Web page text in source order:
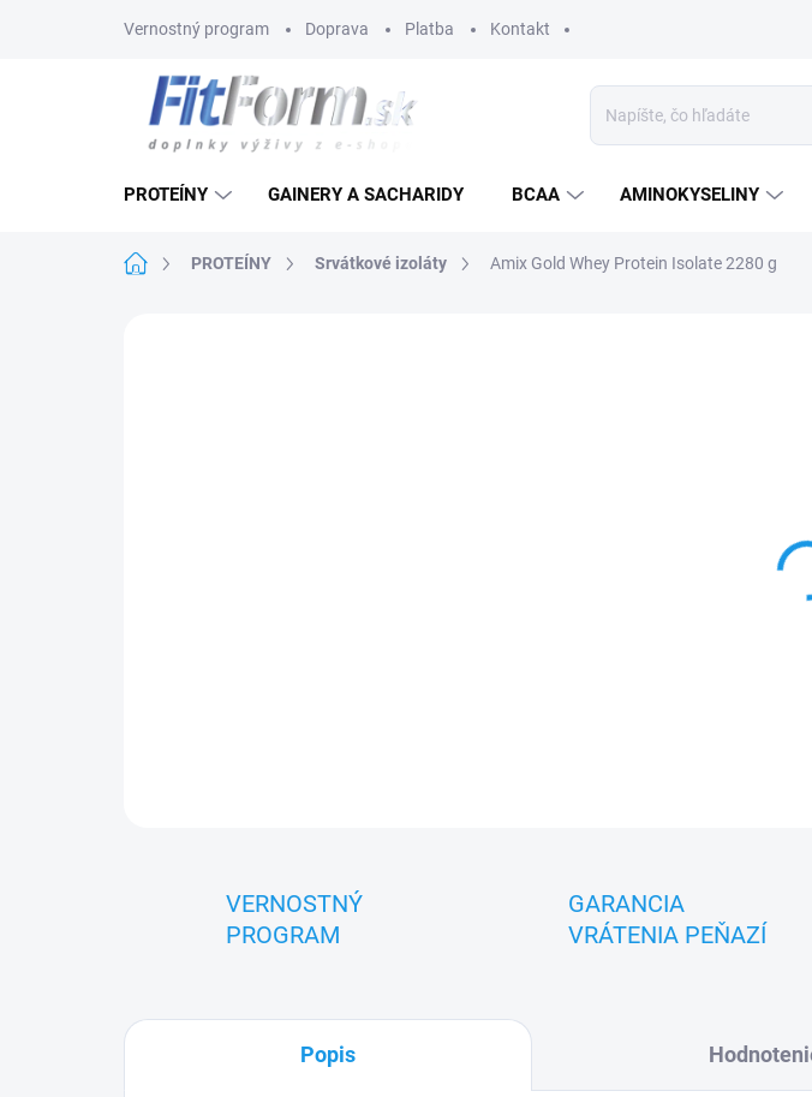
Vernostný program Doprava Platba Kontakt
PROTEÍNY GAINERY A SACHARIDY BCAA AMINOKYSELINY
DomovPROTEÍNY Srvátkové izoláty Amix Gold Whey Protein Isolate 2280 g
VERNOSTNÝ
PROGRAM
GARANCIA
VRÁTENIA PEŇAZÍ
Popis